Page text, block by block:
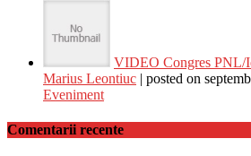
VIDEO Congres PNL/
Marius Leontiuc | posted on
Eveniment
Comentarii recente